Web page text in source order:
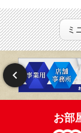
ミ
お部